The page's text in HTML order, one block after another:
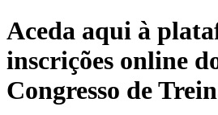
Aceda aqui à
inscrições online
Congresso de